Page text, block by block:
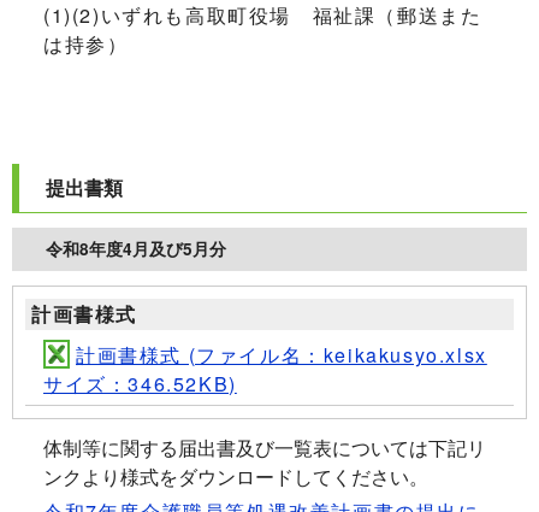
(1)(2)いずれも高取町役場 福祉課（郵送また
は持参）
提出書類
令和8年度4月及び5月分
計画書様式
計画書様式 (ファイル名：keikakusyo.xlsx
サイズ：346.52KB)
体制等に関する届出書及び一覧表については下記リ
ンクより様式をダウンロードしてください。